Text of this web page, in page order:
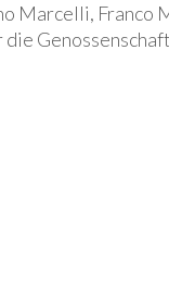
Marcelli, Franco